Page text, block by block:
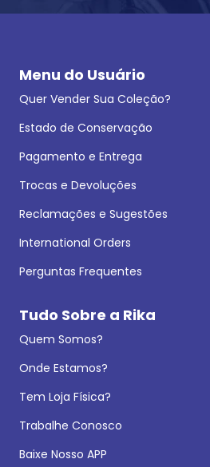
Menu do Usuário
Quer Vender Sua Coleção?
Estado de Conservação
Pagamento e Entrega
Trocas e Devoluções
Reclamações e Sugestões
International Orders
Perguntas Frequentes
Tudo Sobre a Rika
Quem Somos?
Onde Estamos?
Tem Loja Física?
Trabalhe Conosco
Baixe Nosso APP